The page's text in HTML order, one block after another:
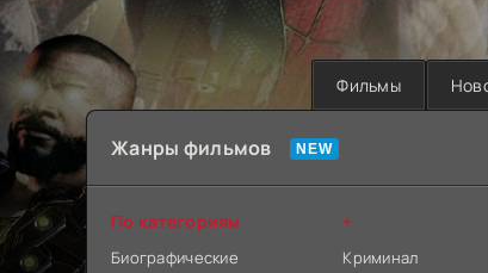
Фильмы
Жанры фильмов
По категориям
Биографические
+
Криминал